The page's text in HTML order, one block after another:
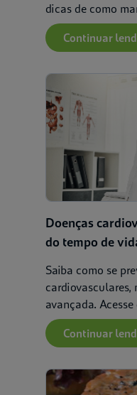
dicas de como
Continuar
Doenças
do tempo de
Saiba como se
cardiovasculares,
avançada. Acesse
Continuar